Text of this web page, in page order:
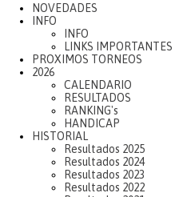
NOVEDADES
INFO
INFO
LINKS IMPORTANTES
PROXIMOS TORNEOS
2026
CALENDARIO
RESULTADOS
RANKING's
HANDICAP
HISTORIAL
Resultados 2025
Resultados 2024
Resultados 2023
Resultados 2022